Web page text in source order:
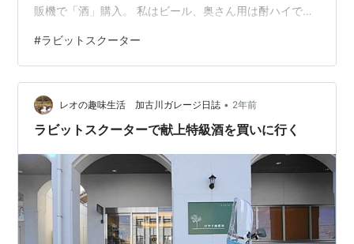
販機で「酒」購入。 私はビール、奥さん用は酎ハイで
ターをアシにこき使いました。
#ラビットスクーター
レオの趣味生活 加古川ガレージ日誌 • 2年前
ラビットスクーターで献上特級酒を買いに行く